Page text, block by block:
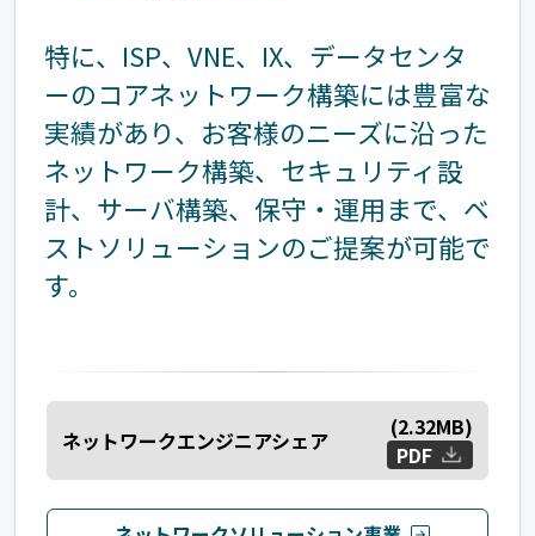
特に、ISP、VNE、IX、データセンタ
ーのコアネットワーク構築には豊富な
実績があり、お客様のニーズに沿った
ネットワーク構築、セキュリティ設
計、サーバ構築、保守・運用まで、ベ
ストソリューションのご提案が可能で
す。
ネットワークエンジニアシェア (2.32MB)
PDF